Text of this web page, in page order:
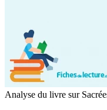
Analyse du livre sur